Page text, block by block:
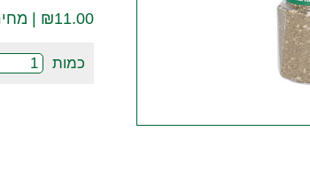
₪11.00 | מחיר
כמות